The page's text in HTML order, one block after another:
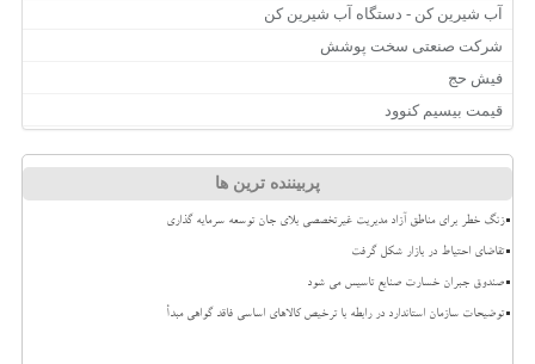
آب شیرین کن - دستگاه آب شیرین کن
شرکت صنعتی سخت پوشش
فیش حج
قیمت بیسیم کنوود
پربیننده ترین ها
زنگ خطر برای مناطق آزاد مدیریت غیرتخصصی بلای جان توسعه سرمایه گذاری
تقاضای احتیاط در بازار شکل گرفت
صندوق جبران خسارت صنایع تاسیس می شود
توضیحات سازمان استاندارد در رابطه با ترخیص کالاهای اساسی فاقد گواهی مبدأ